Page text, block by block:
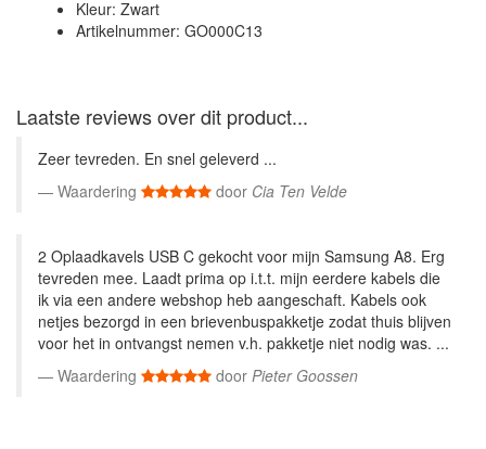
Kleur: Zwart
Artikelnummer: GO000C13
Laatste reviews over dit product...
Zeer tevreden. En snel geleverd ...
Waardering
door Cia Ten Velde
2 Oplaadkavels USB C gekocht voor mijn Samsung A8. Erg
tevreden mee. Laadt prima op i.t.t. mijn eerdere kabels die
ik via een andere webshop heb aangeschaft. Kabels ook
netjes bezorgd in een brievenbuspakketje zodat thuis blijven
voor het in ontvangst nemen v.h. pakketje niet nodig was. ...
Waardering
door Pieter Goossen